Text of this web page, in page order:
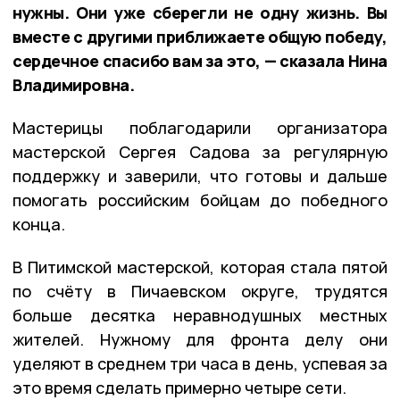
нужны. Они уже сберегли не одну жизнь. Вы
вместе с другими приближаете общую победу,
сердечное спасибо вам за это, — сказала Нина
Владимировна.
Мастерицы поблагодарили организатора
мастерской Сергея Садова за регулярную
поддержку и заверили, что готовы и дальше
помогать российским бойцам до победного
конца.
В Питимской мастерской, которая стала пятой
по счёту в Пичаевском округе, трудятся
больше десятка неравнодушных местных
жителей. Нужному для фронта делу они
уделяют в среднем три часа в день, успевая за
это время сделать примерно четыре сети.